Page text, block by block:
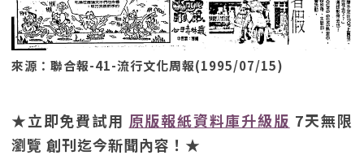
來源：聯合報-41-流行文化周報(1995/07/15)
★立即免費試用 原版報紙資料庫升級版 7天無限
瀏覽 創刊迄今新聞內容！★